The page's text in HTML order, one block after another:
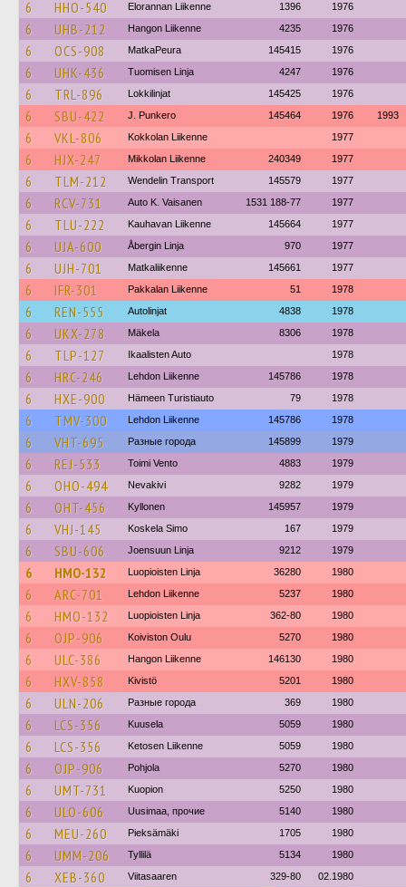
6 HHO-540 Elorannan Liikenne 1396 1976
6 UHB-212 Hangon Liikenne 4235 1976
6 OCS-908 MatkaPeura 145415 1976
6 UHK-436 Tuomisen Linja 4247 1976
6 TRL-896 Lokkilinjat 145425 1976
6 SBU-422 J. Punkero 145464 1976 1993
6 VKL-806 Kokkolan Liikenne 1977
6 HJX-247 Mikkolan Liikenne 240349 1977
6 TLM-212 Wendelin Transport 145579 1977
6 RCV-731 Auto K. Vaisanen 1531 188-77 1977
6 TLU-222 Kauhavan Liikenne 145664 1977
6 UJA-600 Åbergin Linja 970 1977
6 UJH-701 Matkaliikenne 145661 1977
6 IFR-301 Pakkalan Liikenne 51 1978
6 REN-555 Autolinjat 4838 1978
6 UKX-278 Mäkela 8306 1978
6 TLP-127 Ikaalisten Auto 1978
6 HRC-246 Lehdon Liikenne 145786 1978
6 HXE-900 Hämeen Turistiauto 79 1978
6 TMV-300 Lehdon Liikenne 145786 1978
6 VHT-695 Разные города 145899 1979
6 REJ-533 Toimi Vento 4883 1979
6 OHO-494 Nevakivi 9282 1979
6 OHT-456 Kyllonen 145957 1979
6 VHJ-145 Koskela Simo 167 1979
6 SBU-606 Joensuun Linja 9212 1979
6 HMO-132 Luopioisten Linja 36280 1980
6 ARC-701 Lehdon Liikenne 5237 1980
6 HMO-132 Luopioisten Linja 362-80 1980
6 OJP-906 Koiviston Oulu 5270 1980
6 ULC-386 Hangon Liikenne 146130 1980
6 HXV-858 Kivistö 5201 1980
6 ULN-206 Разные города 369 1980
6 LCS-356 Kuusela 5059 1980
6 LCS-356 Ketosen Liikenne 5059 1980
6 OJP-906 Pohjola 5270 1980
6 UMT-731 Kuopion 5250 1980
6 ULO-606 Uusimaa, прочие 5140 1980
6 MEU-260 Pieksämäki 1705 1980
6 UMM-206 Tyllilä 5134 1980
6 XEB-360 Viitasaaren 329-80 02.1980